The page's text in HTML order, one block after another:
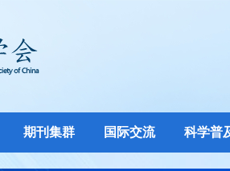
期刊集群 国际交流 科学普